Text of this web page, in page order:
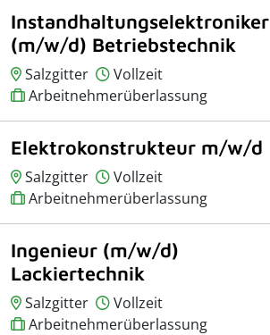
Instandhaltungselektroniker
(m/w/d) Betriebstechnik
Salzgitter
Vollzeit
Arbeitnehmerüberlassung
Elektrokonstrukteur m/w/d
Salzgitter
Vollzeit
Arbeitnehmerüberlassung
Ingenieur (m/w/d)
Lackiertechnik
Salzgitter
Vollzeit
Arbeitnehmerüberlassung